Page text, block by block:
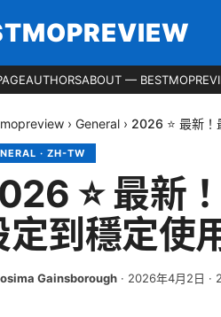
AUTHORSABOUT —
› General › 2026 ⭐ 最新
· ZH-TW
⭐ 最新
定到穩定使
Gainsborough · 2026年4月2日 · 2